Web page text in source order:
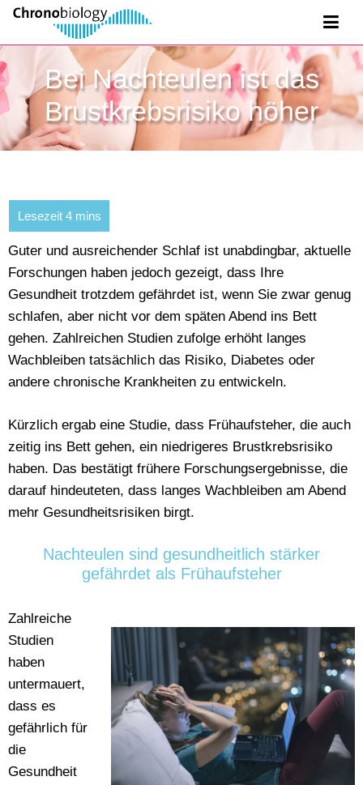
Bei Nachteulen ist das
Brustkrebsrisiko höher
Guter und ausreichender Schlaf ist unabdingbar, aktuelle
Forschungen haben jedoch gezeigt, dass Ihre
Gesundheit trotzdem gefährdet ist, wenn Sie zwar genug
schlafen, aber nicht vor dem späten Abend ins Bett
gehen. Zahlreichen Studien zufolge erhöht langes
Wachbleiben tatsächlich das Risiko, Diabetes oder
andere chronische Krankheiten zu entwickeln.
Kürzlich ergab eine Studie, dass Frühaufsteher, die auch
zeitig ins Bett gehen, ein niedrigeres Brustkrebsrisiko
haben. Das bestätigt frühere Forschungsergebnisse, die
darauf hindeuteten, dass langes Wachbleiben am Abend
mehr Gesundheitsrisiken birgt.
Nachteulen sind gesundheitlich stärker
gefährdet als Frühaufsteher
Zahlreiche
Studien
haben
untermauert,
dass es
gefährlich für
die
Gesundheit